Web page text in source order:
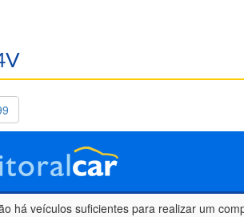
há veículos suficientes para realizar um